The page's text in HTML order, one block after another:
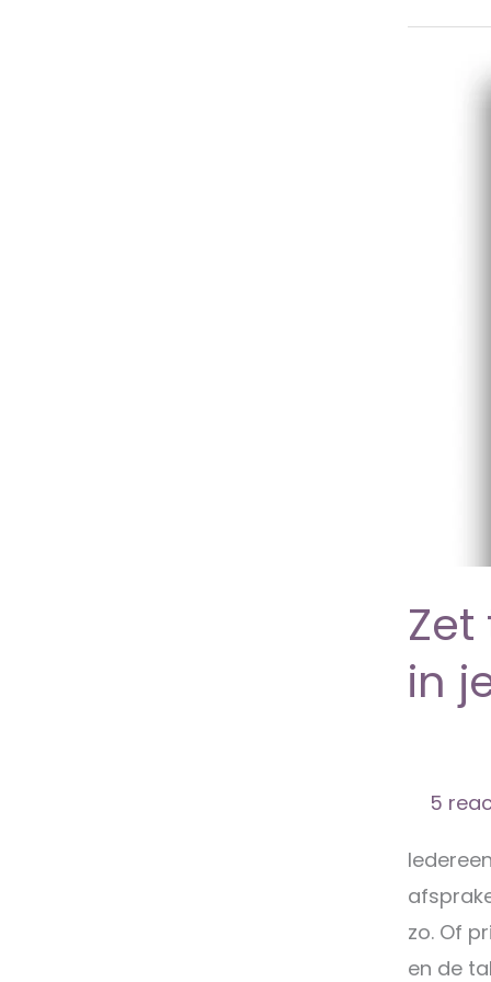
in
5
zo. Of
en de